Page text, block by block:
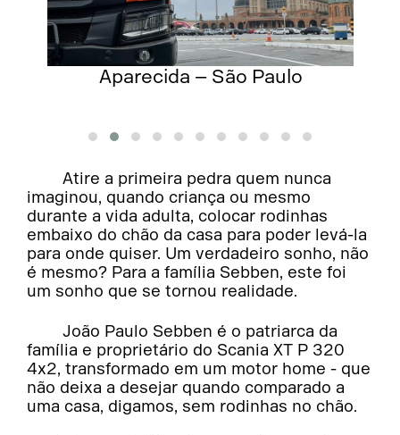
Aparecida – São Paulo
Atire a primeira pedra quem nunca
imaginou, quando criança ou mesmo
durante a vida adulta, colocar rodinhas
embaixo do chão da casa para poder levá-la
para onde quiser. Um verdadeiro sonho, não
é mesmo? Para a família Sebben, este foi
um sonho que se tornou realidade.
João Paulo Sebben é o patriarca da
família e proprietário do Scania XT P 320
4x2, transformado em um motor home - que
não deixa a desejar quando comparado a
uma casa, digamos, sem rodinhas no chão.